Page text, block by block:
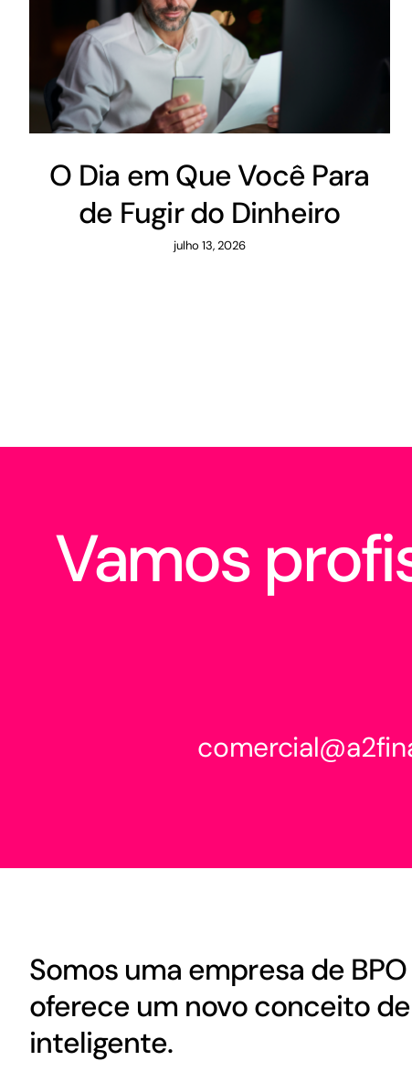
O Dia em Que Você Para
de Fugir do Dinheiro
julho 13, 2026
Vamos
Somos uma empresa de
oferece um novo conceito
inteligente.